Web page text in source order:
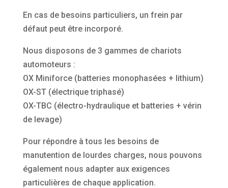
En cas de besoins particuliers, un frein par
défaut peut être incorporé.
Nous disposons de 3 gammes de chariots
automoteurs :
OX Miniforce (batteries monophasées + lithium)
OX-ST (électrique triphasé)
OX-TBC (électro-hydraulique et batteries + vérin
de levage)
Pour répondre à tous les besoins de
manutention de lourdes charges, nous pouvons
également nous adapter aux exigences
particulières de chaque application.